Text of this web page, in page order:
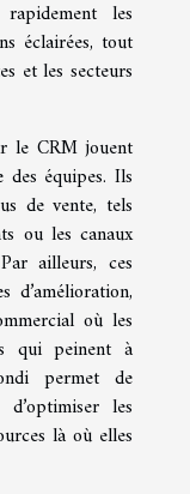
les
éclairées, tout
et les secteurs
le CRM jouent
équipes. Ils
de vente, tels
ou les canaux
ailleurs, ces
où les
qui peinent à
permet de
les
là où elles